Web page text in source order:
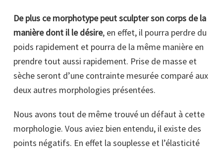
De plus ce morphotype peut sculpter son corps de la
manière dont il le désire, en effet, il pourra perdre du
poids rapidement et pourra de la même manière en
prendre tout aussi rapidement. Prise de masse et
sèche seront d’une contrainte mesurée comparé aux
deux autres morphologies présentées.
Nous avons tout de même trouvé un défaut à cette
morphologie. Vous aviez bien entendu, il existe des
points négatifs. En effet la souplesse et l’élasticité